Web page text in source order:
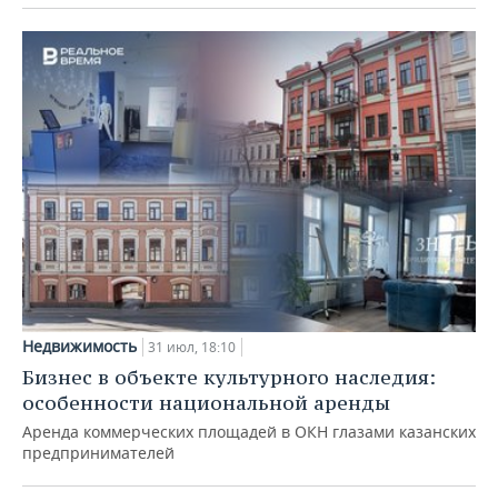
Недвижимость 31 июл, 18:10
Бизнес в объекте культурного наследия:
особенности национальной аренды
Аренда коммерческих площадей в ОКН глазами казанских
предпринимателей